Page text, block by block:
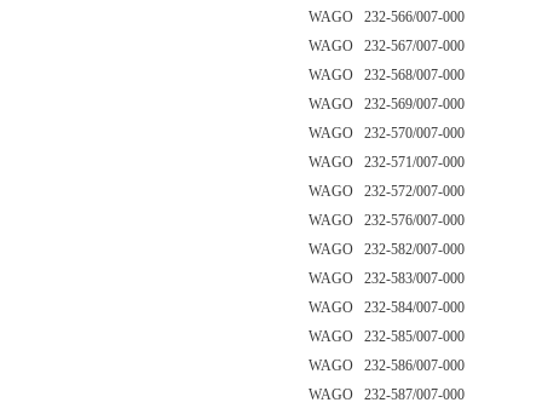
WAGO 232-566/007-000
WAGO 232-567/007-000
WAGO 232-568/007-000
WAGO 232-569/007-000
WAGO 232-570/007-000
WAGO 232-571/007-000
WAGO 232-572/007-000
WAGO 232-576/007-000
WAGO 232-582/007-000
WAGO 232-583/007-000
WAGO 232-584/007-000
WAGO 232-585/007-000
WAGO 232-586/007-000
WAGO 232-587/007-000